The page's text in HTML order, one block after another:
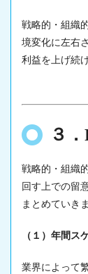
戦略的・組織
境変化に左右
利益を上げ続
３
戦略的・組織
回す上での留
まとめていき
（１）年間ス
業界によって